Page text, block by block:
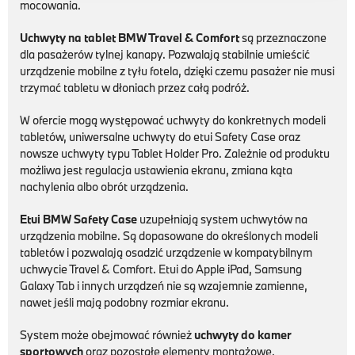
mocowania.
Uchwyty na tablet BMW Travel & Comfortsą przeznaczone
dla pasażerów tylnej kanapy. Pozwalają stabilnie umieścić
urządzenie mobilne z tyłu fotela, dzięki czemu pasażer nie musi
trzymać tabletu w dłoniach przez całą podróż.
W ofercie mogą występować uchwyty do konkretnych modeli
tabletów, uniwersalne uchwyty do etui Safety Case oraz
nowsze uchwyty typu Tablet Holder Pro. Zależnie od produktu
możliwa jest regulacja ustawienia ekranu, zmiana kąta
nachylenia albo obrót urządzenia.
Etui BMW Safety Case uzupełniają system uchwytów na
urządzenia mobilne. Są dopasowane do określonych modeli
tabletów i pozwalają osadzić urządzenie w kompatybilnym
uchwycie Travel & Comfort. Etui do Apple iPad, Samsung
Galaxy Tab i innych urządzeń nie są wzajemnie zamienne,
nawet jeśli mają podobny rozmiar ekranu.
System może obejmować również uchwyty do kamer
sportowychoraz pozostałe elementy montażowe.